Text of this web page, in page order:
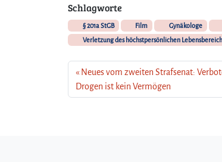
Schlagworte
§ 201a StGB Film Gynäkologe
Verletzung des höchstpersönlichen
Neues vom zweiten Strafsenat:
Drogen ist kein Vermögen